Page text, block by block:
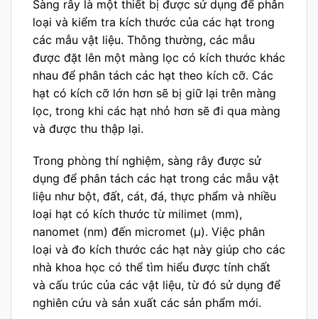
Sàng rây là một thiết bị được sử dụng để phân
loại và kiểm tra kích thước của các hạt trong
các mẫu vật liệu. Thông thường, các mẫu
được đặt lên một màng lọc có kích thước khác
nhau để phân tách các hạt theo kích cỡ. Các
hạt có kích cỡ lớn hơn sẽ bị giữ lại trên màng
lọc, trong khi các hạt nhỏ hơn sẽ đi qua màng
và được thu thập lại.
Trong phòng thí nghiệm, sàng rây được sử
dụng để phân tách các hạt trong các mẫu vật
liệu như bột, đất, cát, đá, thực phẩm và nhiều
loại hạt có kích thước từ milimet (mm),
nanomet (nm) đến micromet (µ). Việc phân
loại và đo kích thước các hạt này giúp cho các
nhà khoa học có thể tìm hiểu được tính chất
và cấu trúc của các vật liệu, từ đó sử dụng để
nghiên cứu và sản xuất các sản phẩm mới.